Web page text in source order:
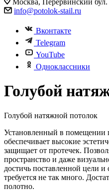
Москва, Перервинский бул.
info@potolok-stail.ru
Вконтакте
Telegram
YouTube
Одноклассники
Голубой
Голубой натяжной потолок
Установленный в помещении
обеспечивает высокие
защищает от протечек.
пространство и даже
достичь поставленной цели и
требуется не так много.
полотно.